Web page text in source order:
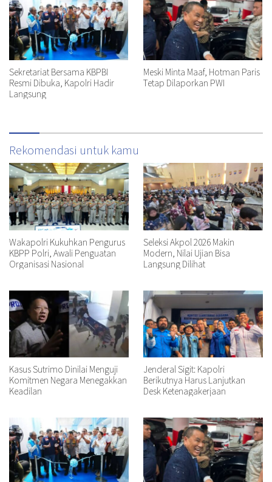
Sekretariat Bersama KBPBI
Resmi Dibuka, Kapolri Hadir
Langsung
Meski Minta Maaf, Hotman Paris
Tetap Dilaporkan PWI
Rekomendasi untuk kamu
Wakapolri Kukuhkan Pengurus
KBPP Polri, Awali Penguatan
Organisasi Nasional
Seleksi Akpol 2026 Makin
Modern, Nilai Ujian Bisa
Langsung Dilihat
Kasus Sutrimo Dinilai Menguji
Komitmen Negara Menegakkan
Keadilan
Jenderal Sigit: Kapolri
Berikutnya Harus Lanjutkan
Desk Ketenagakerjaan